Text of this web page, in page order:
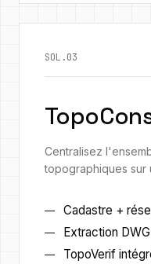
SOL.03
Centralisez
topographiques sur
Cadastre +
Extraction
TopoVerif